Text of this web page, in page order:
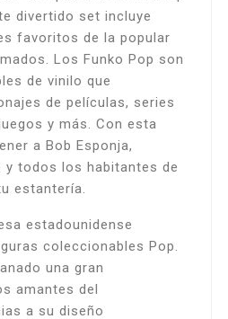
divertido set incluye
favoritos de la popular
Los Funko Pop son
de vinilo que
de películas, series
y más. Con esta
a Bob Esponja,
y todos los habitantes de
estantería.
estadounidense
coleccionables Pop.
una gran
amantes del
a su diseño